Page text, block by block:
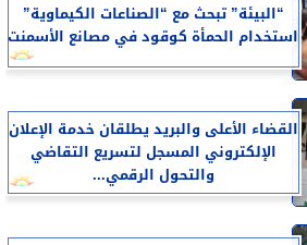
“البيئة” تبحث مع “الصناعات الكيماوية”
استخدام الحمأة كوقود في مصانع الأسمنت
القضاء الأعلى والبريد يطلقان خدمة الإعلان
الإلكتروني المسجل لتسريع التقاضي
والتحول الرقمي...